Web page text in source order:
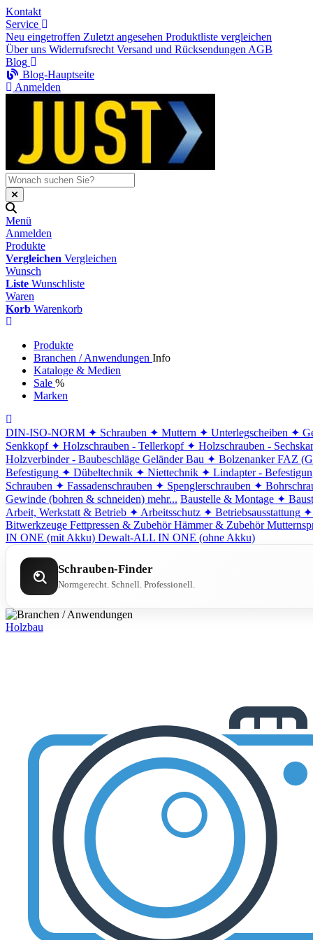
Kontakt
Service
Neu eingetroffen Zuletzt angesehen Produktliste vergleichen
Über uns Widerrufsrecht Versand und Rücksendungen AGB
Blog
Blog-Hauptseite
Anmelden
Menü
Anmelden
Produkte
Vergleichen Vergleichen
Wunsch
Liste Wunschliste
Waren
Korb Warenkorb
Produkte
Branchen / Anwendungen Info
Kataloge & Medien
Sale %
Marken
DIN-ISO-NORM ✦ Schrauben ✦ Muttern ✦ Unterlegscheiben ✦
Senkkopf ✦ Holzschrauben - Tellerkopf ✦ Holzschrauben -
Holzverbinder - Baubeschläge Geländer Bau ✦ Bolzenanker FAZ
Befestigung ✦ Dübeltechnik ✦ Niettechnik ✦ Lindapter -
Schrauben ✦ Fassadenschrauben ✦ Spenglerschrauben ✦
Gewinde (bohren & schneiden) mehr... Baustelle & Montage ✦
Arbeit, Werkstatt & Betrieb ✦ Arbeitsschutz ✦ Betriebsausstattung ✦
Bitwerkzeuge Fettpressen & Zubehör Hämmer & Zubehör
IN ONE (mit Akku) Dewalt-ALL IN ONE (ohne Akku)
Schrauben-Finder
Normgerecht. Schnell. Professionell.
Holzbau